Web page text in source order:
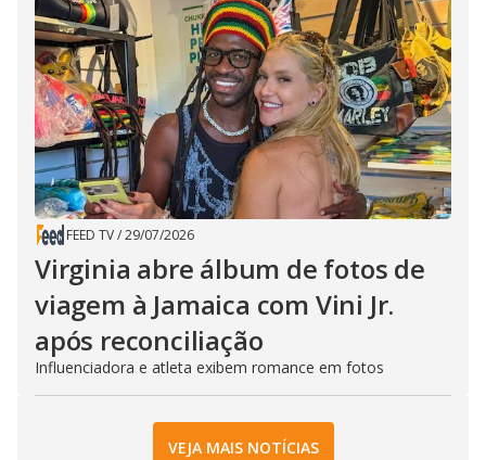
FEED TV/29/07/2026
Virginia abre álbum de fotos de
viagem à Jamaica com Vini Jr.
após reconciliação
Influenciadora e atleta exibem romance em fotos
VEJA MAIS NOTÍCIAS